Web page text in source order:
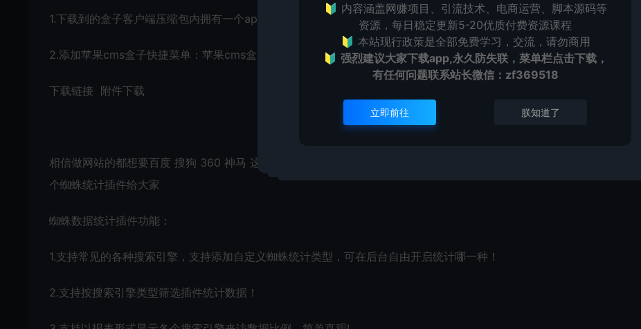
1.下载到的盒子客户端压缩包内拥有一个application文件夹，直接上传到网站根目录中。
2.添加苹果cms盒子快捷菜单：苹果cms盒子,macBox/stylelist
下载链接 附件下载
相信做网站的都想要百度 搜狗 360 神马 这些搜索引擎收录自己的站点 但又不太会看蜘蛛是否来抓取过 所以就转载了一
个蜘蛛统计插件给大家
蜘蛛数据统计插件功能：
1.支持常见的各种搜索引擎，支持添加自定义蜘蛛统计类型，可在后台自由开启统计哪一种！
2.支持按搜索引擎类型筛选插件统计数据！
🔰 内容涵盖网赚项目、引流技术、电商运营、脚本源码等
资源，每日稳定更新5-20优质付费资源课程
🔰 本站现行政策是全部免费学习，交流，请勿商用
🔰 强烈建议大家下载app,永久防失联，菜单栏点击下载，
有任何问题联系站长微信：zf369518
立即前往 朕知道了